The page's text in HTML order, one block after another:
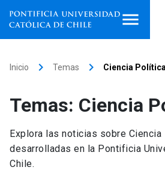
Facultades, escuelas e
institutos
Investigación
Inicio keyboard_arrow_right Temas keyboard_arrow_right Ciencia Política
Temas: Ciencia
Explora las noticias sobre Ciencia
desarrolladas en la Pontificia
Chile.